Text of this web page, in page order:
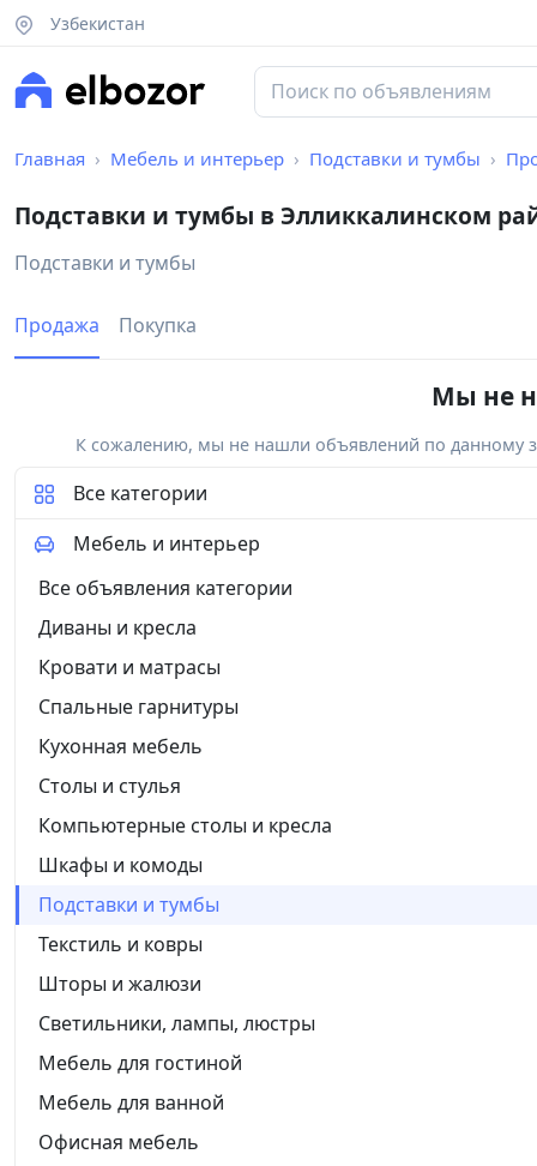
Узбекистан
Главная Мебель и интерьер Подставки и тумбы
Подставки и тумбы в Элликкалинском
Подставки и тумбы
Продажа Покупка
Мы не
К сожалению, мы не нашли объявлений по данному
Все категории
Мебель и интерьер
Все объявления категории
Диваны и кресла
Кровати и матрасы
Спальные гарнитуры
Кухонная мебель
Столы и стулья
Компьютерные столы и кресла
Шкафы и комоды
Подставки и тумбы
Текстиль и ковры
Шторы и жалюзи
Светильники, лампы, люстры
Мебель для гостиной
Мебель для ванной
Офисная мебель